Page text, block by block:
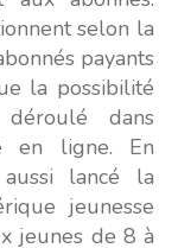
selon la
payants
la possibilité
dans
en ligne. En
lancé la
jeunesse
jeunes de 8 à